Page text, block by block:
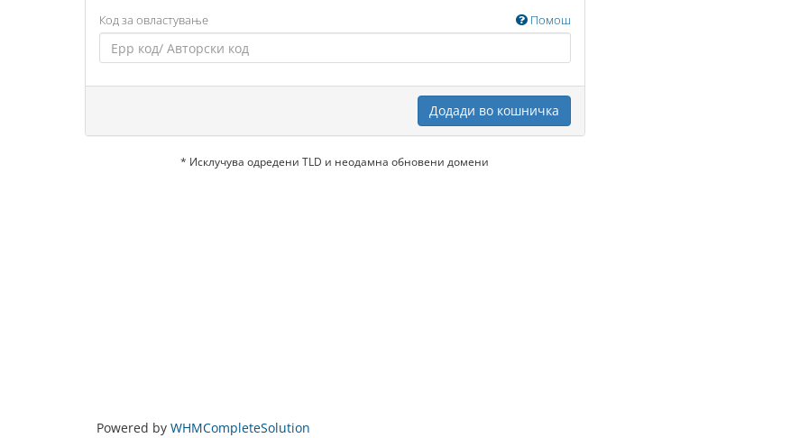
Код за овластување Помош
Додади во кошничка
* Исклучува одредени TLD и неодамна обновени домени
Powered by WHMCompleteSolution